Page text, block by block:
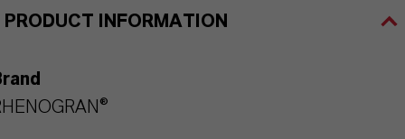
PRODUCT INFORMATION